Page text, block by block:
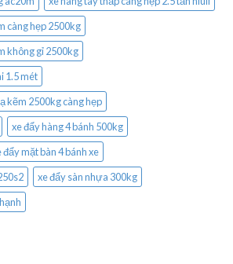
càng hẹp 2500kg
không gỉ 2500kg
1.5 mét
kẽm 2500kg càng hẹp
xe đẩy hàng 4 bánh 500kg
đẩy mặt bàn 4 bánh xe
xe đẩy sàn nhựa 300kg